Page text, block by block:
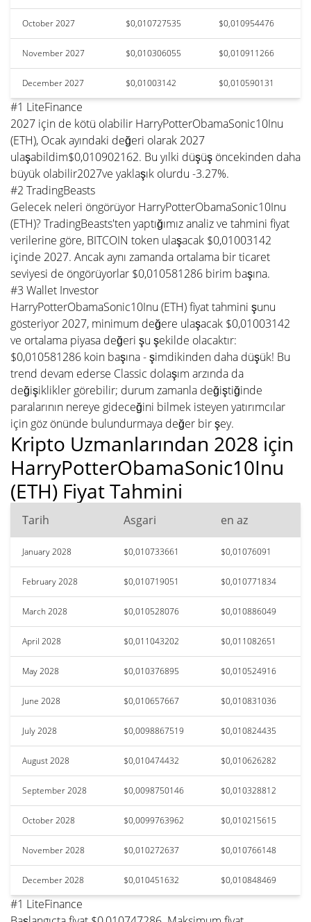
October 2027 $0,010727535 $0,010954476
November 2027 $0,010306055 $0,010911266
December 2027 $0,01003142 $0,010590131
#1 LiteFinance
2027 için de kötü olabilir HarryPotterObamaSonic10Inu
(ETH), Ocak ayındaki değeri olarak 2027
ulaşabildim$0,010902162. Bu yılki düşüş öncekinden daha
büyük olabilir2027ve yaklaşık olurdu -3.27%.
#2 TradingBeasts
Gelecek neleri öngörüyor HarryPotterObamaSonic10Inu
(ETH)? TradingBeasts'ten yaptığımız analiz ve tahmini fiyat
verilerine göre, BITCOIN token ulaşacak $0,01003142
içinde 2027. Ancak aynı zamanda ortalama bir ticaret
seviyesi de öngörüyorlar $0,010581286 birim başına.
#3 Wallet Investor
HarryPotterObamaSonic10Inu (ETH) fiyat tahmini şunu
gösteriyor 2027, minimum değere ulaşacak $0,01003142
ve ortalama piyasa değeri şu şekilde olacaktır:
$0,010581286 koin başına - şimdikinden daha düşük! Bu
trend devam ederse Classic dolaşım arzında da
değişiklikler görebilir; durum zamanla değiştiğinde
paralarının nereye gideceğini bilmek isteyen yatırımcılar
için göz önünde bulundurmaya değer bir şey.
Kripto Uzmanlarından 2028 için
HarryPotterObamaSonic10Inu
(ETH) Fiyat Tahmini
Tarih Asgari en az
January 2028 $0,010733661 $0,01076091
February 2028 $0,010719051 $0,010771834
March 2028 $0,010528076 $0,010886049
April 2028 $0,011043202 $0,011082651
May 2028 $0,010376895 $0,010524916
June 2028 $0,010657667 $0,010831036
July 2028 $0,0098867519 $0,010824435
August 2028 $0,010474432 $0,010626282
September 2028 $0,0098750146 $0,010328812
October 2028 $0,0099763962 $0,010215615
November 2028 $0,010272637 $0,010766148
December 2028 $0,010451632 $0,010848469
#1 LiteFinance